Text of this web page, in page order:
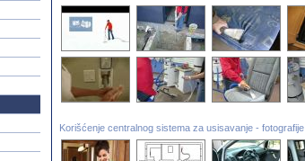
Korišćenje centralnog sistema za usisavanje - fotografije